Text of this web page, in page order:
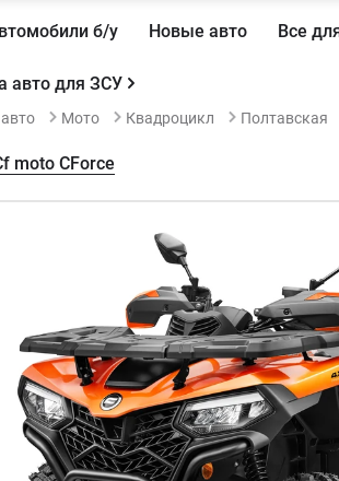
б/у Новые авто Все
авто для ЗСУ
Мото Квадроцикл Полтавская
moto CForce